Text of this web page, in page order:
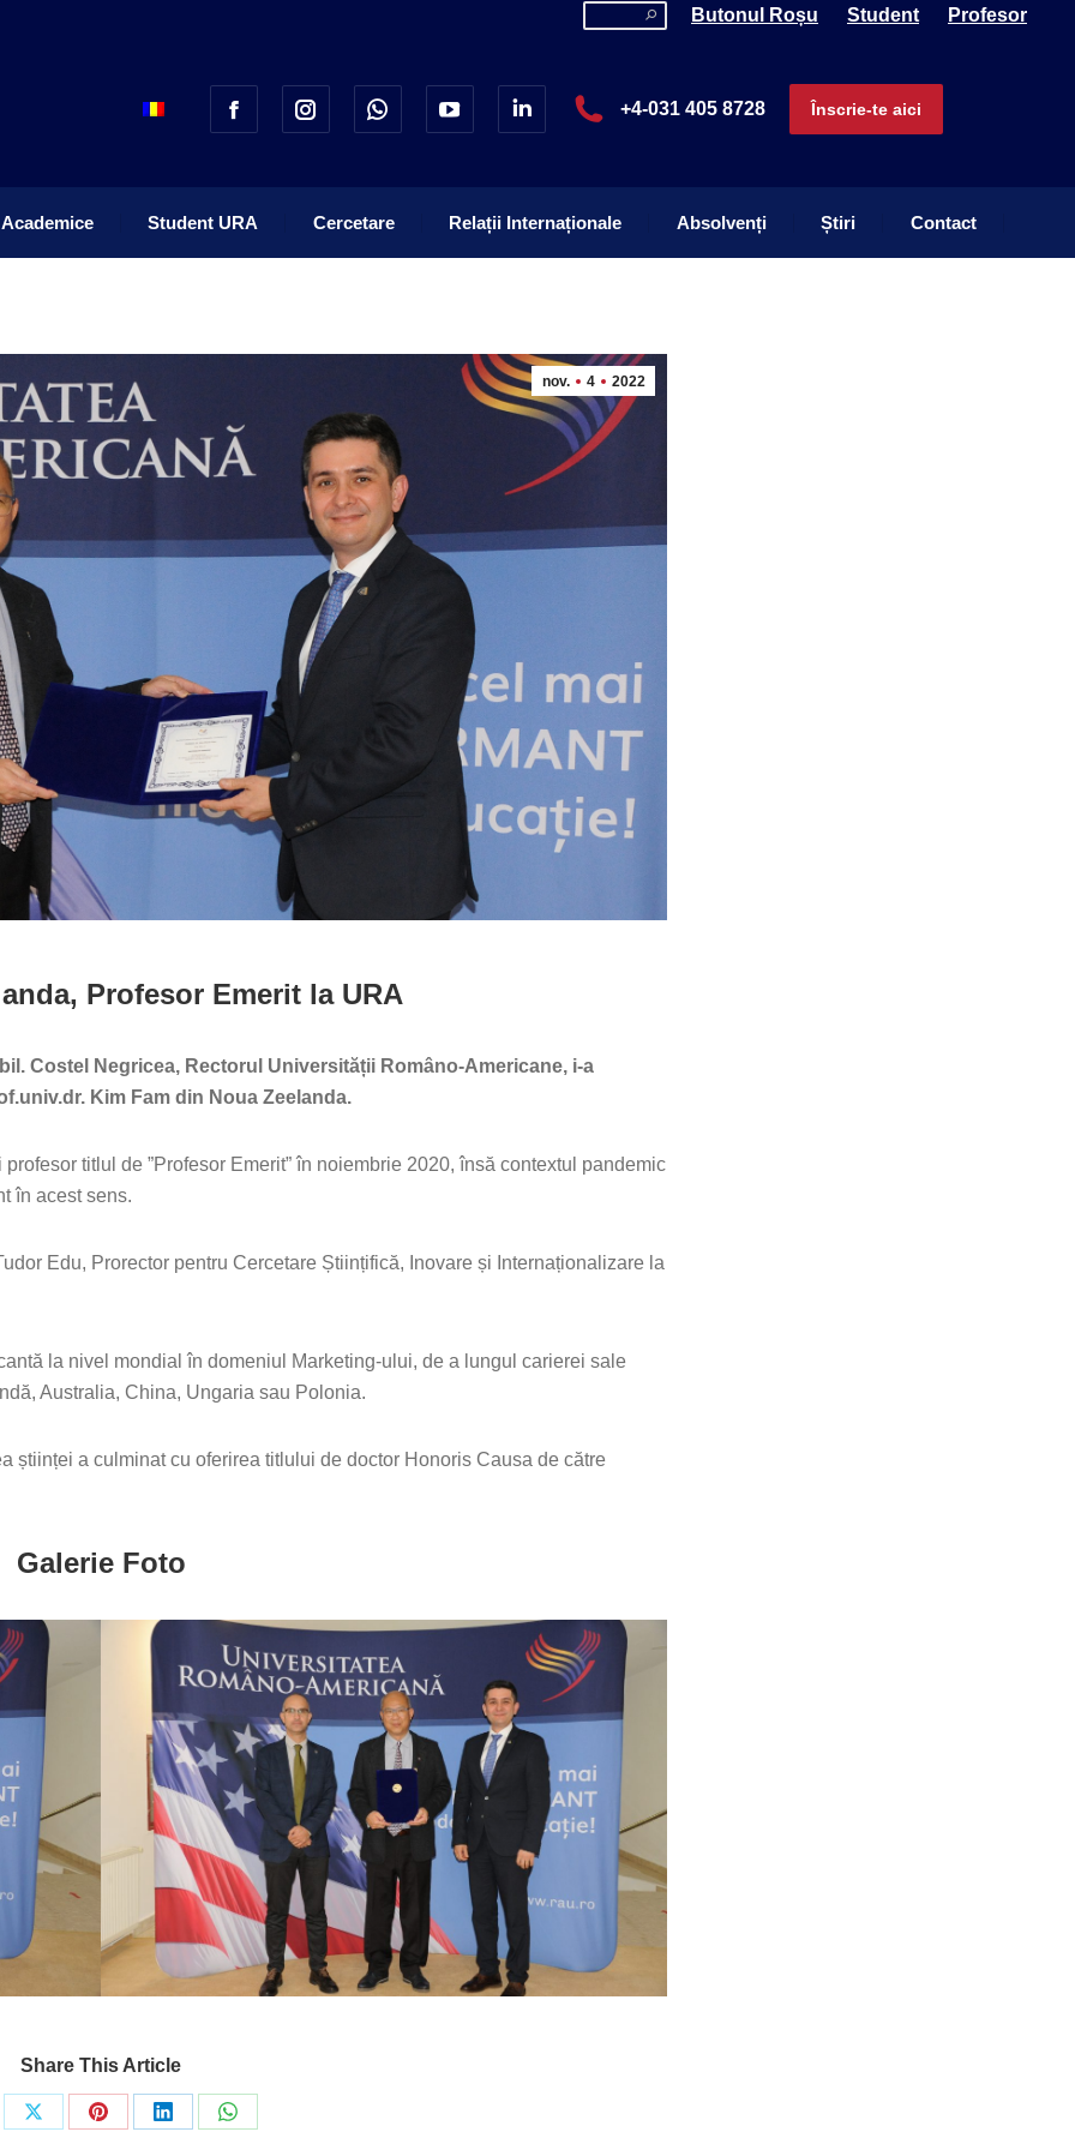
Search: Butonul Roșu Student Profesor
+4-031 405 8728 Înscrie-te aici
Student URA Cercetare Relații Internaționale Absolvenți Știri Contact
nov. 4 2022
Profesor Emerit la URA
Costel Negricea, Rectorul Universității Româno-Americane, i-a
Kim Fam din Noua Zeelanda.
titlul de ”Profesor Emerit” în noiembrie 2020, însă contextul pandemic
în acest sens.
Edu, Prorector pentru Cercetare Științifică, Inovare și Internaționalizare la
la nivel mondial în domeniul Marketing-ului, de a lungul carierei sale
Australia, China, Ungaria sau Polonia.
științei a culminat cu oferirea titlului de doctor Honoris Causa de către
Galerie Foto
Share This Article
Share
Share
Share
Share
Relații Internaționale